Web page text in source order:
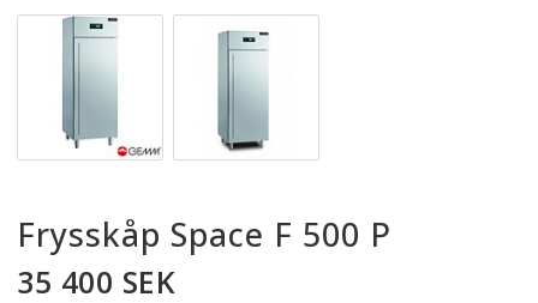
Frysskåp Space F 500 P
35 400 SEK